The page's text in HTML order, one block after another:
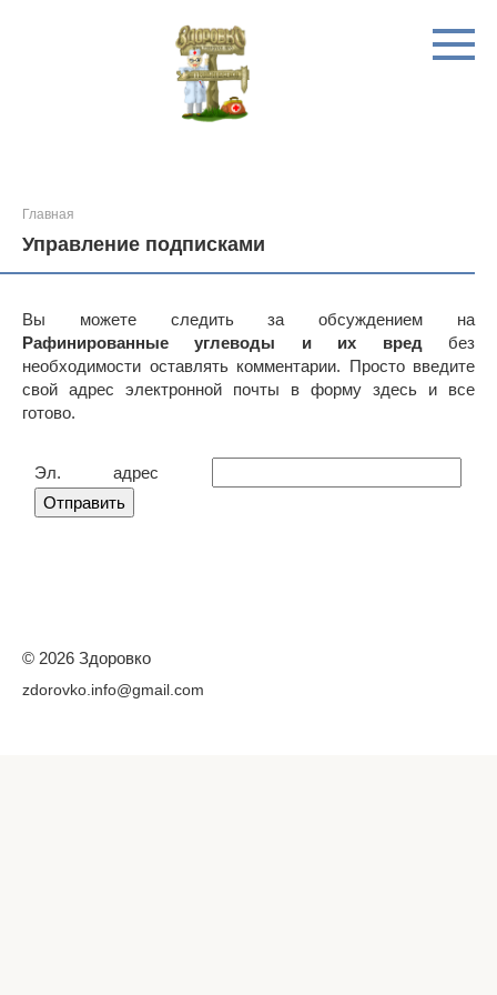
Главная
Управление подписками
Вы можете следить за обсуждением на
Рафинированные углеводы и их вред без
необходимости оставлять комментарии. Просто введите
свой адрес электронной почты в форму здесь и все
готово.
Эл. адрес
© 2026 Здоровко
zdorovko.info@gmail.com